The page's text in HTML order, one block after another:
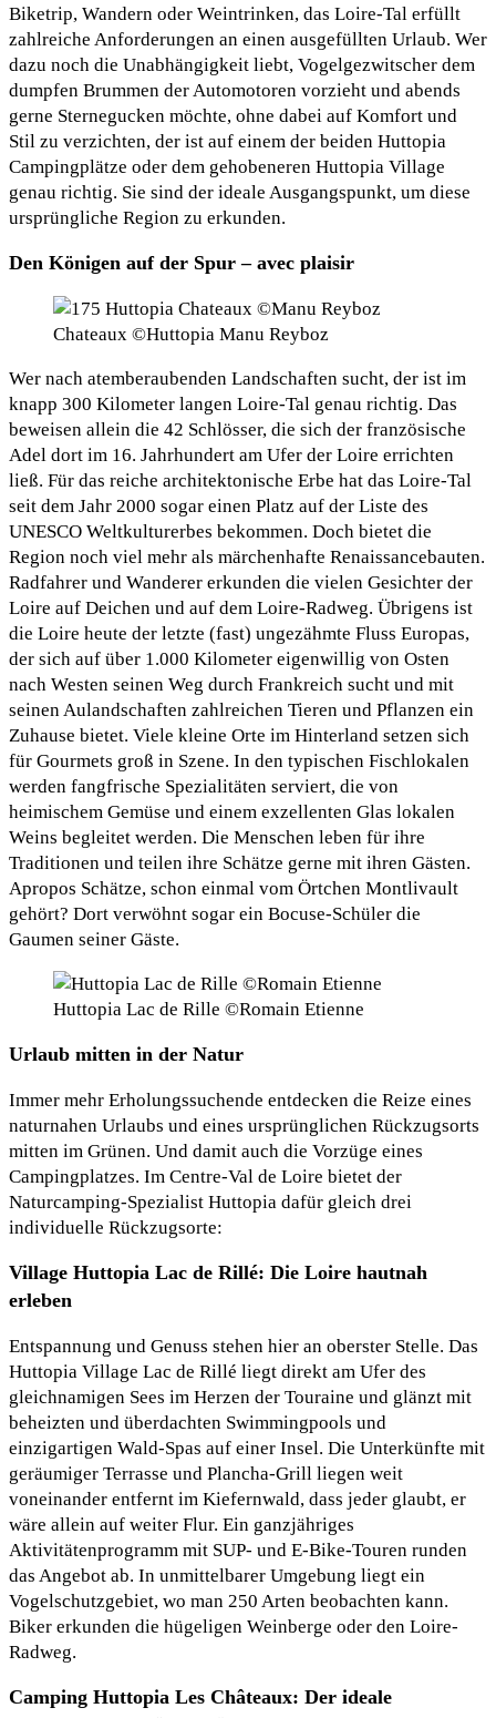
Biketrip, Wandern oder Weintrinken, das Loire-Tal erfüllt
zahlreiche Anforderungen an einen ausgefüllten Urlaub. Wer
dazu noch die Unabhängigkeit liebt, Vogelgezwitscher dem
dumpfen Brummen der Automotoren vorzieht und abends
gerne Sternegucken möchte, ohne dabei auf Komfort und
Stil zu verzichten, der ist auf einem der beiden Huttopia
Campingplätze oder dem gehobeneren Huttopia Village
genau richtig. Sie sind der ideale Ausgangspunkt, um diese
ursprüngliche Region zu erkunden.
Den Königen auf der Spur – avec plaisir
Chateaux ©Huttopia Manu Reyboz
Wer nach atemberaubenden Landschaften sucht, der ist im
knapp 300 Kilometer langen Loire-Tal genau richtig. Das
beweisen allein die 42 Schlösser, die sich der französische
Adel dort im 16. Jahrhundert am Ufer der Loire errichten
ließ. Für das reiche architektonische Erbe hat das Loire-Tal
seit dem Jahr 2000 sogar einen Platz auf der Liste des
UNESCO Weltkulturerbes bekommen. Doch bietet die
Region noch viel mehr als märchenhafte Renaissancebauten.
Radfahrer und Wanderer erkunden die vielen Gesichter der
Loire auf Deichen und auf dem Loire-Radweg. Übrigens ist
die Loire heute der letzte (fast) ungezähmte Fluss Europas,
der sich auf über 1.000 Kilometer eigenwillig von Osten
nach Westen seinen Weg durch Frankreich sucht und mit
seinen Aulandschaften zahlreichen Tieren und Pflanzen ein
Zuhause bietet. Viele kleine Orte im Hinterland setzen sich
für Gourmets groß in Szene. In den typischen Fischlokalen
werden fangfrische Spezialitäten serviert, die von
heimischem Gemüse und einem exzellenten Glas lokalen
Weins begleitet werden. Die Menschen leben für ihre
Traditionen und teilen ihre Schätze gerne mit ihren Gästen.
Apropos Schätze, schon einmal vom Örtchen Montlivault
gehört? Dort verwöhnt sogar ein Bocuse-Schüler die
Gaumen seiner Gäste.
Huttopia Lac de Rille ©Romain Etienne
Urlaub mitten in der Natur
Immer mehr Erholungssuchende entdecken die Reize eines
naturnahen Urlaubs und eines ursprünglichen Rückzugsorts
mitten im Grünen. Und damit auch die Vorzüge eines
Campingplatzes. Im Centre-Val de Loire bietet der
Naturcamping-Spezialist Huttopia dafür gleich drei
individuelle Rückzugsorte:
Village Huttopia Lac de Rillé: Die Loire hautnah
erleben
Entspannung und Genuss stehen hier an oberster Stelle. Das
Huttopia Village Lac de Rillé liegt direkt am Ufer des
gleichnamigen Sees im Herzen der Touraine und glänzt mit
beheizten und überdachten Swimmingpools und
einzigartigen Wald-Spas auf einer Insel. Die Unterkünfte mit
geräumiger Terrasse und Plancha-Grill liegen weit
voneinander entfernt im Kiefernwald, dass jeder glaubt, er
wäre allein auf weiter Flur. Ein ganzjähriges
Aktivitätenprogramm mit SUP- und E-Bike-Touren runden
das Angebot ab. In unmittelbarer Umgebung liegt ein
Vogelschutzgebiet, wo man 250 Arten beobachten kann.
Biker erkunden die hügeligen Weinberge oder den Loire-
Radweg.
Camping Huttopia Les Châteaux: Der ideale